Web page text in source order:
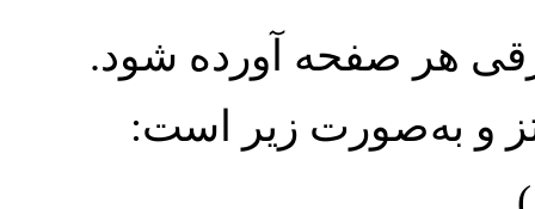
هر صفحه آورده شود.
و به‌صورت زیر است: